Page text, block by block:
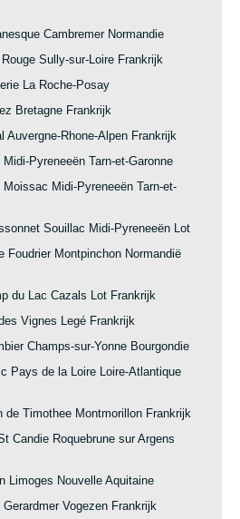
Cambremer Normandie
Sully-sur-Loire Frankrijk
La Roche-Posay
Bretagne Frankrijk
Auvergne-Rhone-Alpen Frankrijk
Pyreneeën Tarn-et-Garonne
Midi-Pyreneeën Tarn-et-
Souillac Midi-Pyreneeën Lot
Foudrier Montpinchon Normandië
du Lac Cazals Lot Frankrijk
Vignes Legé Frankrijk
Champs-sur-Yonne Bourgondie
Pays de la Loire Loire-Atlantique
de Timothee Montmorillon Frankrijk
Candie Roquebrune sur Argens
Limoges Nouvelle Aquitaine
Vogezen Frankrijk